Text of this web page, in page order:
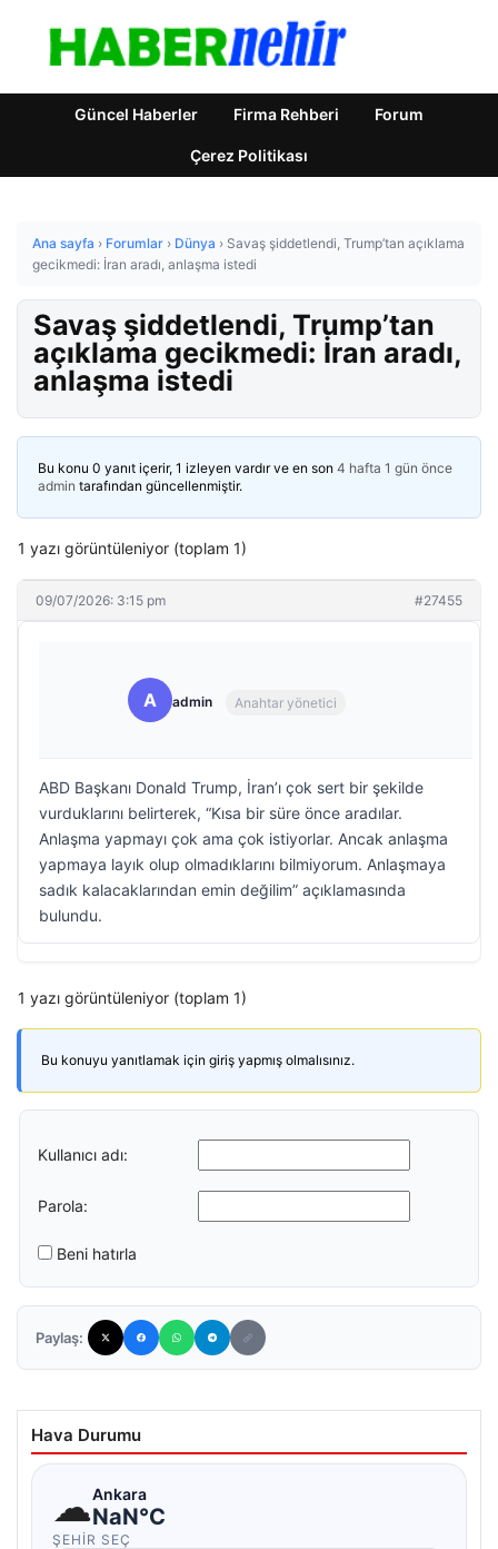
Güncel Haberler Firma Rehberi Forum
Çerez Politikası
Ana sayfa › Forumlar › Dünya › Savaş şiddetlendi, Trump’tan açıklama
gecikmedi: İran aradı, anlaşma istedi
Savaş şiddetlendi, Trump’tan
açıklama gecikmedi: İran aradı,
anlaşma istedi
Bu konu 0 yanıt içerir, 1 izleyen vardır ve en son 4 hafta 1 gün önce
admin tarafından güncellenmiştir.
1 yazı görüntüleniyor (toplam 1)
09/07/2026: 3:15 pm #27455
A admin Anahtar yönetici
ABD Başkanı Donald Trump, İran’ı çok sert bir şekilde
vurduklarını belirterek, “Kısa bir süre önce aradılar.
Anlaşma yapmayı çok ama çok istiyorlar. Ancak anlaşma
yapmaya layık olup olmadıklarını bilmiyorum. Anlaşmaya
sadık kalacaklarından emin değilim” açıklamasında
bulundu.
1 yazı görüntüleniyor (toplam 1)
Bu konuyu yanıtlamak için giriş yapmış olmalısınız.
Kullanıcı adı:
Parola:
Beni hatırla
Paylaş:
Hava Durumu
☁Ankara
NaN°C
ŞEHIR SEÇ